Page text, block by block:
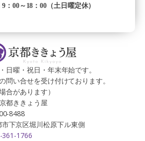
：00～18：00（土日曜定休）
日曜・祝日・年末年始です。
問い合せを受け付けております。
合があります）
都ききょう屋
8488
市下京区堀川松原下ル東側
361-1766